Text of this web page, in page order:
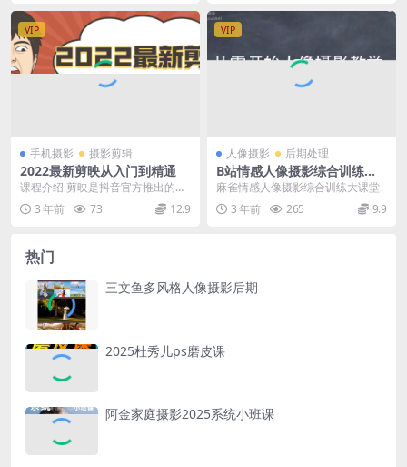
VIP
手机摄影 摄影剪辑
2022最新剪映从入门到精通
课程介绍 剪映是抖音官方推出的一
款手机视频编辑剪辑应用。带有全
面的剪辑功能，支持...
3 年前 73 12.9
VIP
人像摄影 后期处理
B站情感人像摄影综合训练大
课堂(麻雀大人)
麻雀情感人像摄影综合训练大课堂
3 年前
265 9.9
热门
三文鱼多风格人像摄影后期
2025杜秀儿ps磨皮课
阿金家庭摄影2025系统小班课